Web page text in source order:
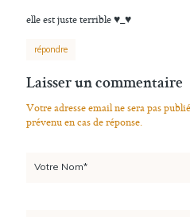
elle est juste terrible ♥_♥
répondre
Laisser un commentaire
Votre adresse email ne sera pas
prévenu en cas de réponse.
Votre Nom*